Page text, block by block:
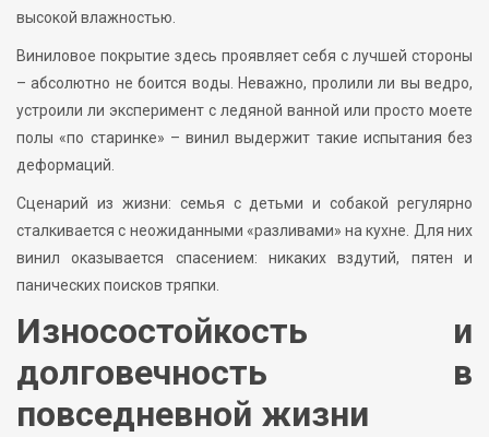
высокой влажностью.
Виниловое покрытие здесь проявляет себя с лучшей стороны
– абсолютно не боится воды. Неважно, пролили ли вы ведро,
устроили ли эксперимент с ледяной ванной или просто моете
полы «по старинке» – винил выдержит такие испытания без
деформаций.
Сценарий из жизни: семья с детьми и собакой регулярно
сталкивается с неожиданными «разливами» на кухне. Для них
винил оказывается спасением: никаких вздутий, пятен и
панических поисков тряпки.
Износостойкость и
долговечность в
повседневной жизни